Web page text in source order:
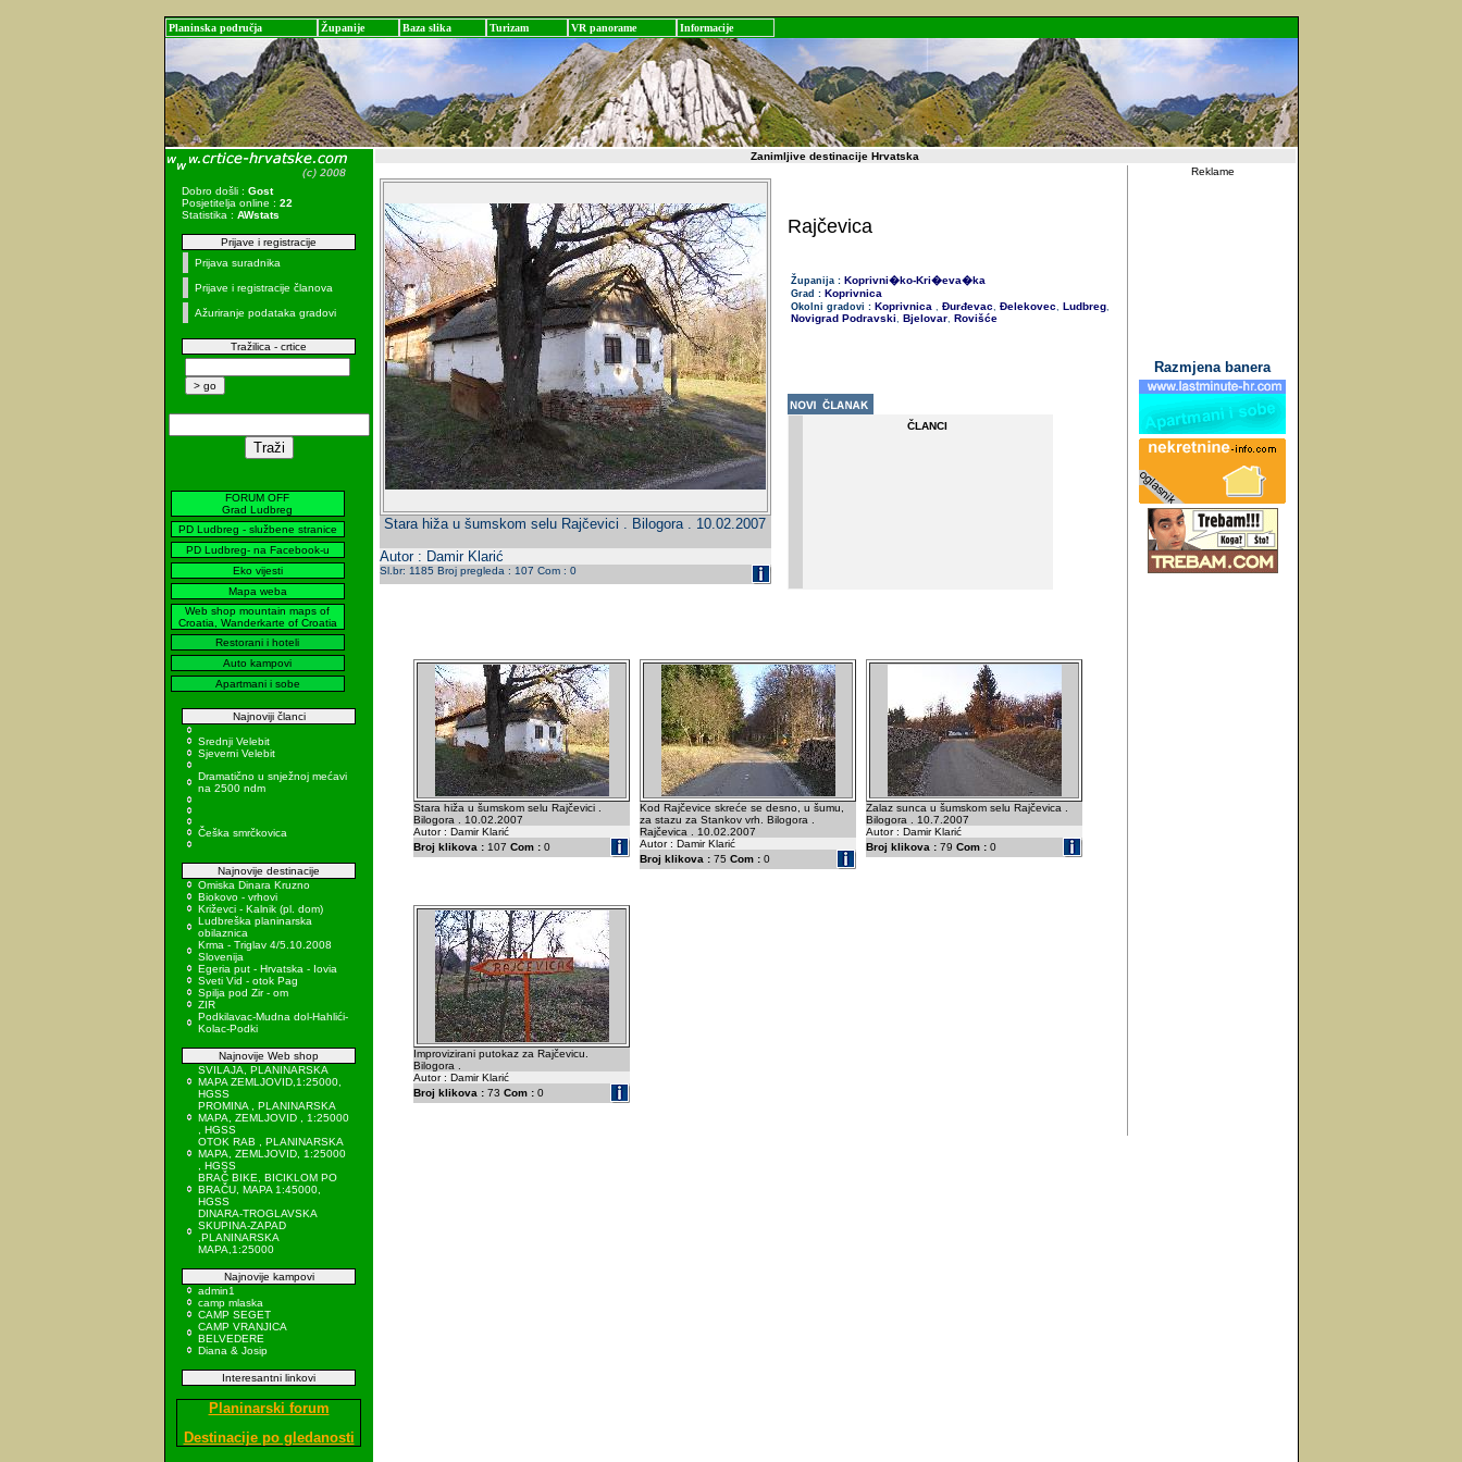
Planinska područja Županije Baza slika Turizam VR panorame Informacije
Dobro došli : Gost
Posjetitelja online : 22
Statistika : AWstats
Prijave i registracije
Prijava suradnika
Prijave i registracije članova
Ažuriranje podataka gradovi
Tražilica - crtice
FORUM OFF
Grad Ludbreg
PD Ludbreg - službene stranice
PD Ludbreg- na Facebook-u
Eko vijesti
Mapa weba
Web shop mountain maps of
Croatia, Wanderkarte of Croatia
Restorani i hoteli
Auto kampovi
Apartmani i sobe
Najnoviji članci
Srednji Velebit
Sjeverni Velebit
Dramatično u snježnoj mećavi
na 2500 ndm
Češka smrčkovica
Najnovije destinacije
Omiska Dinara Kruzno
Biokovo - vrhovi
Križevci - Kalnik (pl. dom)
Ludbreška planinarska
obilaznica
Krma - Triglav 4/5.10.2008
Slovenija
Egeria put - Hrvatska - Iovia
Sveti Vid - otok Pag
Spilja pod Zir - om
ZIR
Podkilavac-Mudna dol-Hahlići-
Kolac-Podki
Najnovije Web shop
SVILAJA, PLANINARSKA
MAPA ZEMLJOVID,1:25000,
HGSS
PROMINA , PLANINARSKA
MAPA, ZEMLJOVID , 1:25000
, HGSS
OTOK RAB , PLANINARSKA
MAPA, ZEMLJOVID, 1:25000
, HGSS
BRAČ BIKE, BICIKLOM PO
BRAČU, MAPA 1:45000,
HGSS
DINARA-TROGLAVSKA
SKUPINA-ZAPAD
,PLANINARSKA
MAPA,1:25000
Najnovije kampovi
admin1
camp mlaska
CAMP SEGET
CAMP VRANJICA
BELVEDERE
Diana & Josip
Interesantni linkovi
Planinarski forum
Destinacije po gledanosti
Zanimljive destinacije Hrvatska
Stara hiža u šumskom selu Rajčevici . Bilogora . 10.02.2007
Autor : Damir Klarić
Sl.br: 1185 Broj pregleda : 107 Com : 0
Rajčevica
Županija : Koprivni�ko-Kri�eva�ka
Grad : Koprivnica
Okolni gradovi : Koprivnica , Đurđevac, Đelekovec, Ludbreg,
Novigrad Podravski, Bjelovar, Rovišće
ČLANCI
Stara hiža u šumskom selu Rajčevici .
Bilogora . 10.02.2007
Autor : Damir Klarić
Broj klikova : 107 Com : 0
Kod Rajčevice skreće se desno, u šumu,
za stazu za Stankov vrh. Bilogora .
Rajčevica . 10.02.2007
Autor : Damir Klarić
Broj klikova : 75 Com : 0
Zalaz sunca u šumskom selu Rajčevica .
Bilogora . 10.7.2007
Autor : Damir Klarić
Broj klikova : 79 Com : 0
Improvizirani putokaz za Rajčevicu.
Bilogora .
Autor : Damir Klarić
Broj klikova : 73 Com : 0
Reklame
Razmjena banera